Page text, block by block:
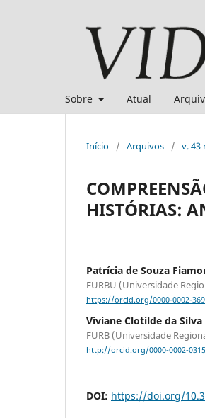
Sobre Atual
Início / Arquivos / v. 43
HISTÓRIAS:
Patrícia de Souza
FURBU (Universidade
https://orcid.org/0000-0002-
Viviane Clotilde da Silva
FURB (Universidade
http://orcid.org/0000-0002-
DOI: https://doi.org/